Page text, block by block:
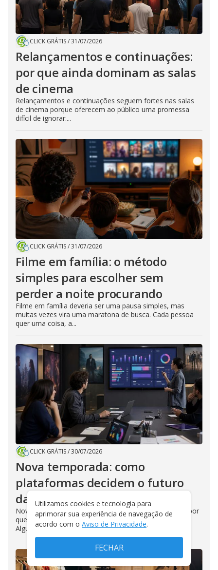
CLICK GRÁTIS/31/07/2026
Relançamentos e continuações:
por que ainda dominam as salas
de cinema
Relançamentos e continuações seguem fortes nas salas
de cinema porque oferecem ao público uma promessa
difícil de ignorar:...
CLICK GRÁTIS/31/07/2026
Filme em família: o método
simples para escolher sem
perder a noite procurando
Filme em família deveria ser uma pausa simples, mas
muitas vezes vira uma maratona de busca. Cada pessoa
quer uma coisa, a...
CLICK GRÁTIS/30/07/2026
Nova temporada: como
plataformas decidem o futuro
das séries
Nova temporada é uma das perguntas mais repetidas por
quem termina uma série e fica esperando resposta.
Algumas produções voltam...
Utilizamos cookies e tecnologia para
aprimorar sua experiência de navegação de
acordo com o Aviso de Privacidade.
FECHAR